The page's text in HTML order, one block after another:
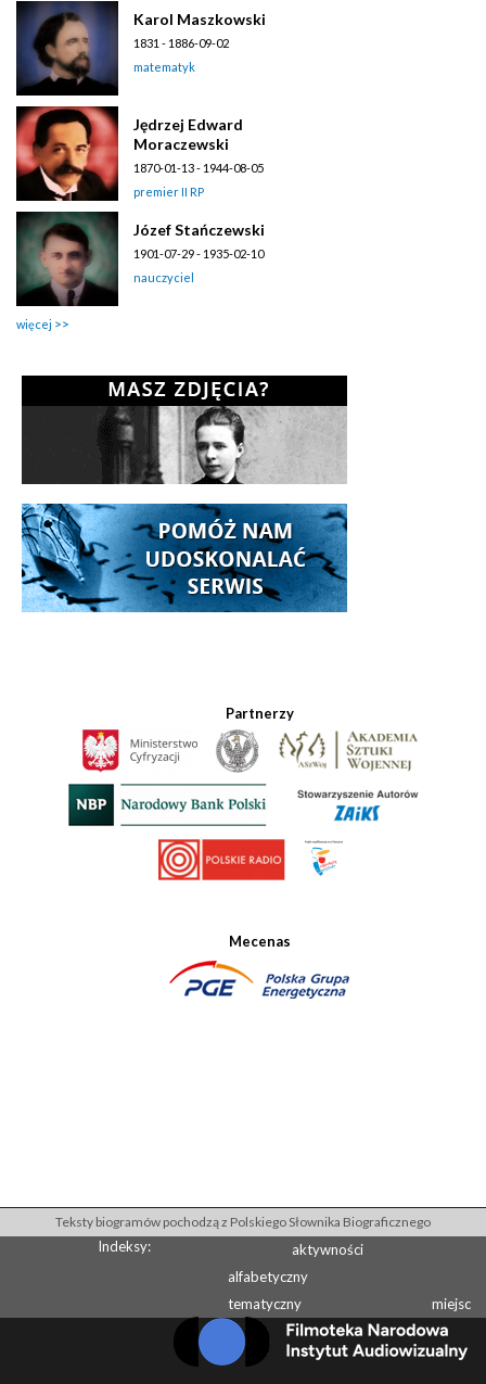
Karol Maszkowski
1831 - 1886-09-02
matematyk
Jędrzej Edward
Moraczewski
1870-01-13 - 1944-08-05
premier II RP
Józef Stańczewski
1901-07-29 - 1935-02-10
nauczyciel
więcej
Partnerzy
Mecenas
Teksty biogramów pochodzą z Polskiego Słownika Biograficznego
Indeksy:
aktywności
alfabetyczny
tematyczny
miejsc